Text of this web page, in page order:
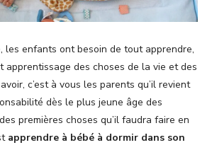
les enfants ont besoin de tout apprendre,
apprentissage des choses de la vie et des
c’est à vous les parents qu’il revient
dès le plus jeune âge des
premières choses qu’il faudra faire en
apprendre à bébé à dormir dans son